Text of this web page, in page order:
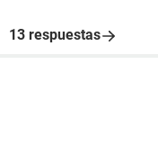
13 respuestas